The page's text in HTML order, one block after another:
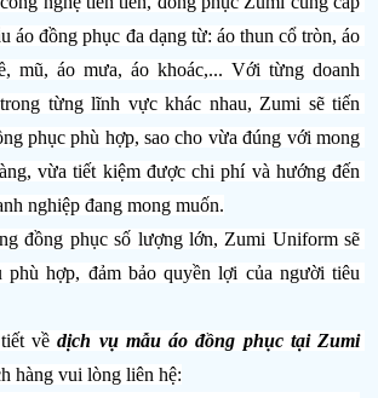
áo đồng phục đa dạng từ: áo thun cổ tròn, áo
mũ, áo mưa, áo khoác,... Với từng doanh
từng lĩnh vực khác nhau, Zumi sẽ tiến
phục phù hợp, sao cho vừa đúng với mong
vừa tiết kiệm được chi phí và hướng đến
nghiệp đang mong muốn.
đồng phục số lượng lớn, Zumi Uniform sẽ
phù hợp, đảm bảo quyền lợi của người tiêu
về dịch vụ mẫu áo đồng phục tại Zumi
hàng vui lòng liên hệ: